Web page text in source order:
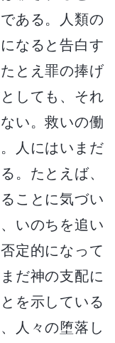
ある。人類の
なると告白す
とえ罪の捧げ
しても、それ
い。救いの働
人にはいまだ
。たとえば、
ことに気づい
いのちを追い
定的になって
だ神の支配に
を示している
人々の堕落し